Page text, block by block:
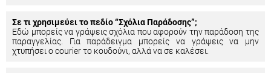
Σε τι χρησιμεύει το πεδίο “Σχόλια Παράδοσης”;
Εδώ μπορείς να γράψεις σχόλια που αφορούν την παράδοση της
παραγγελίας. Για παράδειγμα μπορείς να γράψεις να μην
χτυπήσει ο courier το κουδούνι, αλλά να σε καλέσει.